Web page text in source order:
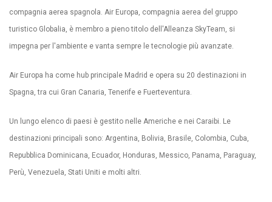
compagnia aerea spagnola. Air Europa, compagnia aerea del gruppo
turistico Globalia, è membro a pieno titolo dell'Alleanza SkyTeam, si
impegna per l'ambiente e vanta sempre le tecnologie più avanzate.
Air Europa ha come hub principale Madrid e opera su 20 destinazioni in
Spagna, tra cui Gran Canaria, Tenerife e Fuerteventura.
Un lungo elenco di paesi è gestito nelle Americhe e nei Caraibi. Le
destinazioni principali sono: Argentina, Bolivia, Brasile, Colombia, Cuba,
Repubblica Dominicana, Ecuador, Honduras, Messico, Panama, Paraguay,
Perù, Venezuela, Stati Uniti e molti altri.